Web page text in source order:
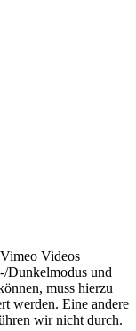
Videos
Dunkelmodus und
muss hierzu
werden. Eine andere
wir nicht durch.